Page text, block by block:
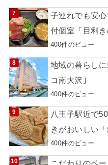
子連れでも安
付個室「目利
400件のビュー
地域の暮らし
コ南大沢｣
400件のビュー
八王子駅近で
きがおいしい「
400件のビュー
こだわりのベ